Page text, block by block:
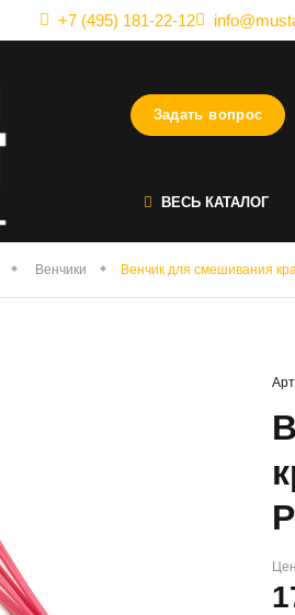
+7 (495) 181-22-12
Задать вопрос
ВЕСЬ КАТАЛОГ
Венчики Венчик для смешивания